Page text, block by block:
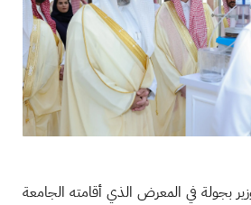
بجولة في المعرض الذي أقامته الجامعة